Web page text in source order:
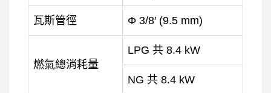
瓦斯管徑 Φ 3/8′ (9.5 mm)
燃氣總消耗量
LPG 共 8.4 kW
NG 共 8.4 kW